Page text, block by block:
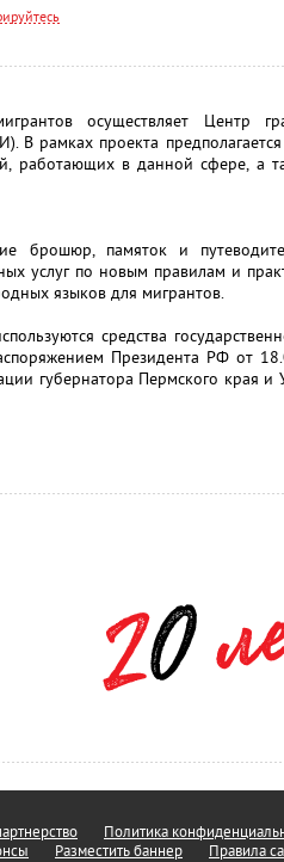
осуществляет Центр
В рамках проекта
работающих в данной сфере, а
брошюр, памяток и
услуг по новым правилам и
языков для мигрантов.
средства
Президента РФ от
губернатора Пермского края
Политика
Разместить баннер Правила